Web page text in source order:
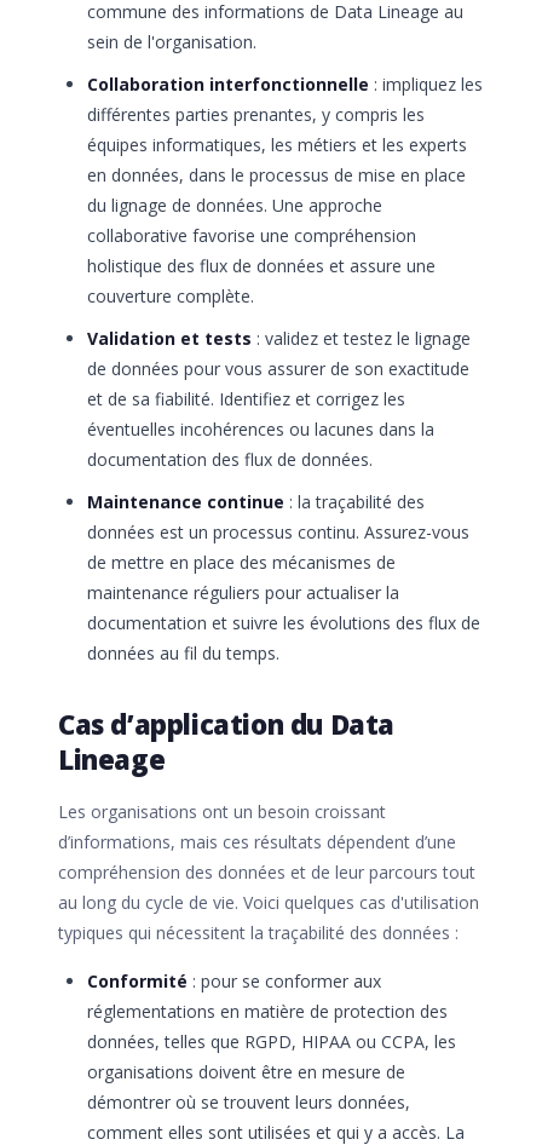
commune des informations de Data Lineage au
sein de l'organisation.
Collaboration interfonctionnelle : impliquez les
différentes parties prenantes, y compris les
équipes informatiques, les métiers et les experts
en données, dans le processus de mise en place
du lignage de données. Une approche
collaborative favorise une compréhension
holistique des flux de données et assure une
couverture complète.
Validation et tests : validez et testez le lignage
de données pour vous assurer de son exactitude
et de sa fiabilité. Identifiez et corrigez les
éventuelles incohérences ou lacunes dans la
documentation des flux de données.
Maintenance continue : la traçabilité des
données est un processus continu. Assurez-vous
de mettre en place des mécanismes de
maintenance réguliers pour actualiser la
documentation et suivre les évolutions des flux de
données au fil du temps.
Cas d’application du Data
Lineage
Les organisations ont un besoin croissant
d’informations, mais ces résultats dépendent d’une
compréhension des données et de leur parcours tout
au long du cycle de vie. Voici quelques cas d'utilisation
typiques qui nécessitent la traçabilité des données :
Conformité : pour se conformer aux
réglementations en matière de protection des
données, telles que RGPD, HIPAA ou CCPA, les
organisations doivent être en mesure de
démontrer où se trouvent leurs données,
comment elles sont utilisées et qui y a accès. La